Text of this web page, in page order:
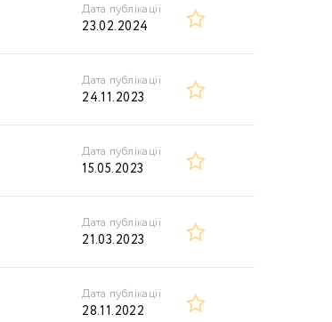
Дата публікації
23.02.2024
Дата публікації
24.11.2023
Дата публікації
15.05.2023
Дата публікації
21.03.2023
Дата публікації
28.11.2022